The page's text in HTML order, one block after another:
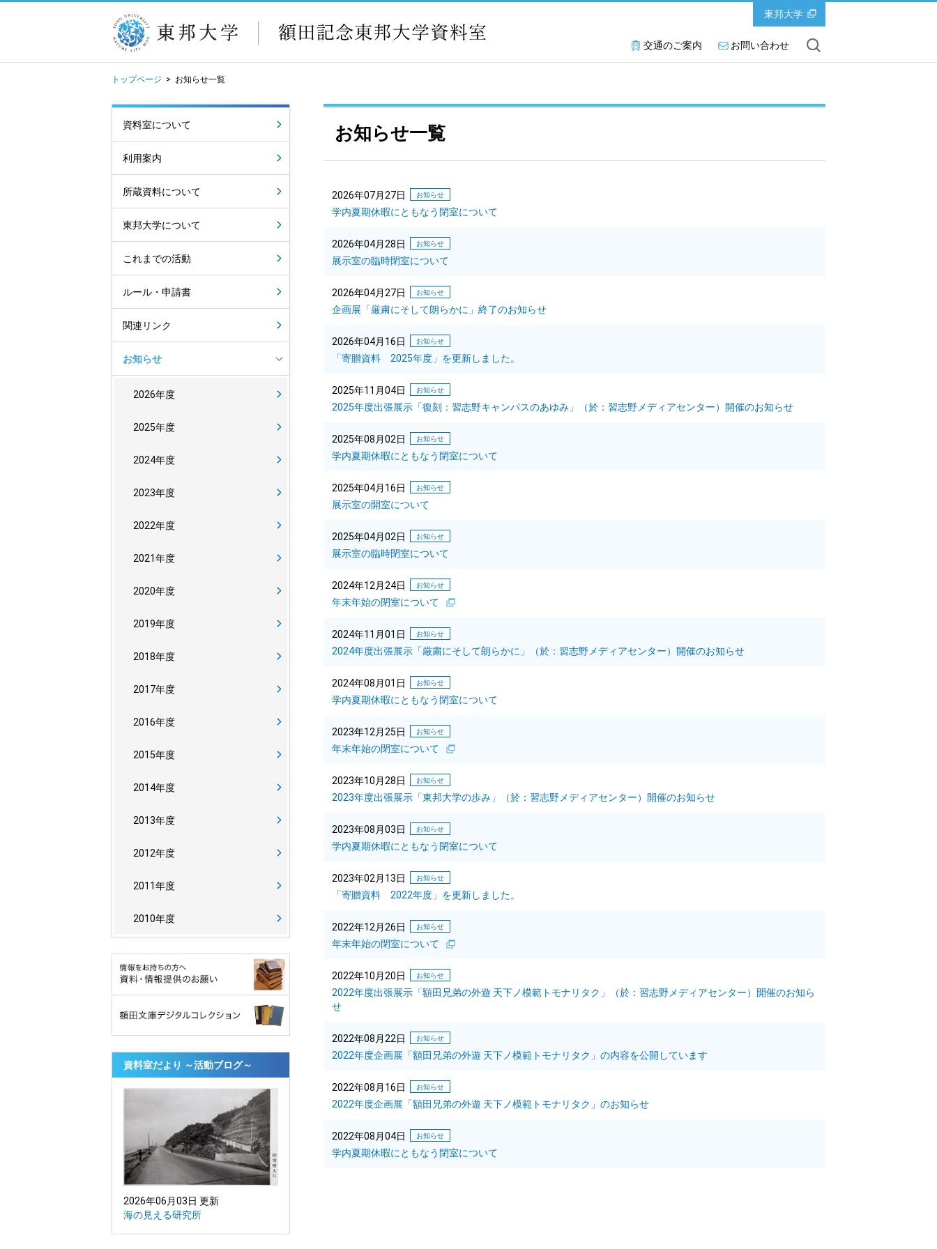
東邦大学
交通のご案内 お問い合わせ
トップページ > お知らせ一覧
お知らせ一覧
2026年07月27日 お知らせ
学内夏期休暇にともなう閉室について
2026年04月28日 お知らせ
展示室の臨時閉室について
2026年04月27日 お知らせ
企画展「厳粛にそして朗らかに」終了のお知らせ
2026年04月16日 お知らせ
「寄贈資料 2025年度」を更新しました。
2025年11月04日 お知らせ
2025年度出張展示「復刻：習志野キャンパスのあゆみ」（於：習志野メディアセンター）開催のお知らせ
2025年08月02日 お知らせ
学内夏期休暇にともなう閉室について
2025年04月16日 お知らせ
展示室の開室について
2025年04月02日 お知らせ
展示室の臨時閉室について
2024年12月24日 お知らせ
年末年始の閉室について
2024年11月01日 お知らせ
2024年度出張展示「厳粛にそして朗らかに」（於：習志野メディアセンター）開催のお知らせ
2024年08月01日 お知らせ
学内夏期休暇にともなう閉室について
2023年12月25日 お知らせ
年末年始の閉室について
2023年10月28日 お知らせ
2023年度出張展示「東邦大学の歩み」（於：習志野メディアセンター）開催のお知らせ
2023年08月03日 お知らせ
学内夏期休暇にともなう閉室について
2023年02月13日 お知らせ
「寄贈資料 2022年度」を更新しました。
2022年12月26日 お知らせ
年末年始の閉室について
2022年10月20日 お知らせ
2022年度出張展示「額田兄弟の外遊 天下ノ模範トモナリタク」（於：習志野メディアセンター）開催のお知ら
せ
2022年08月22日 お知らせ
2022年度企画展「額田兄弟の外遊 天下ノ模範トモナリタク」の内容を公開しています
2022年08月16日 お知らせ
2022年度企画展「額田兄弟の外遊 天下ノ模範トモナリタク」のお知らせ
2022年08月04日 お知らせ
学内夏期休暇にともなう閉室について
資料室について
利用案内
所蔵資料について
東邦大学について
これまでの活動
ルール・申請書
関連リンク
お知らせ
2026年度
2025年度
2024年度
2023年度
2022年度
2021年度
2020年度
2019年度
2018年度
2017年度
2016年度
2015年度
2014年度
2013年度
2012年度
2011年度
2010年度
資料室だより ～活動ブログ～
2026年06月03日 更新
海の見える研究所